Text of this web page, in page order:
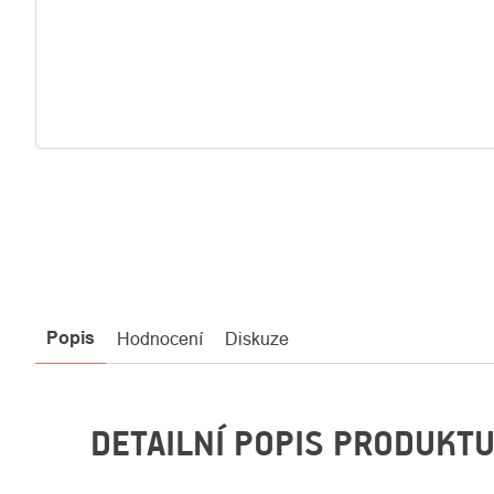
Popis Hodnocení Diskuze
DETAILNÍ POPIS PRODUKTU